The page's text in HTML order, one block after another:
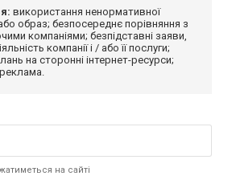
використання ненормативної
образ; безпосереднє порівняння з
компаніями; безпідставні заяви,
компанії і / або її послуги;
на сторонні інтернет-ресурси;
на сайті